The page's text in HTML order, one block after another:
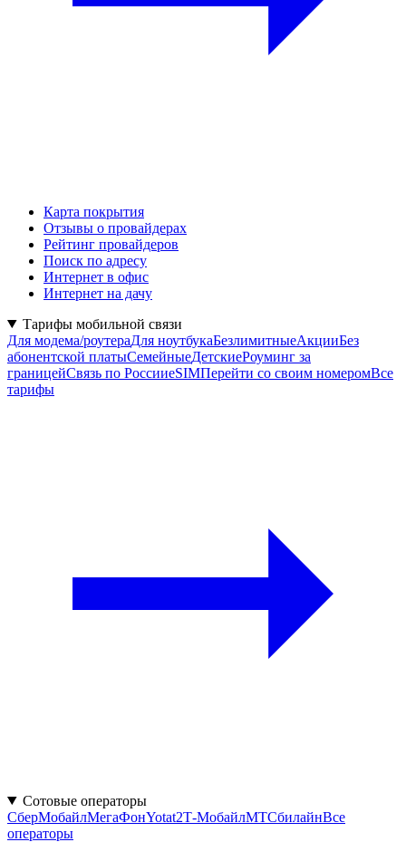
Карта покрытия
Отзывы о провайдерах
Рейтинг провайдеров
Поиск по адресу
Интернет в офис
Интернет на дачу
Тарифы мобильной связи
Для модема/роутераДля ноутбукаБезлимитныеАкцииБез
абонентской платыСемейныеДетскиеРоуминг за
границейСвязь по РоссииeSIMПерейти со своим номеромВсе
тарифы
Сотовые операторы
СберМобайлМегаФонYotat2Т‑МобайлМТСбилайнВсе
операторы